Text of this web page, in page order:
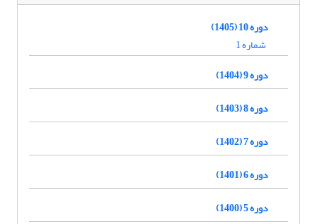
دوره 10 (1405)
شماره 1
دوره 9 (1404)
دوره 8 (1403)
دوره 7 (1402)
دوره 6 (1401)
دوره 5 (1400)